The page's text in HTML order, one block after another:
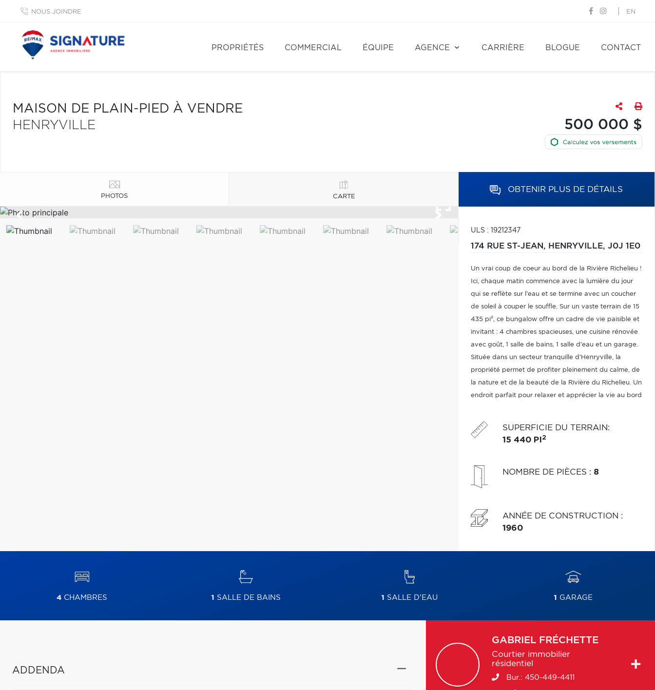
NOUS JOINDRE EN
PROPRIÉTÉS COMMERCIAL ÉQUIPE AGENCE CARRIÈRE BLOGUE CONTACT
MAISON DE PLAIN-PIED À VENDRE
HENRYVILLE
500 000 $
PHOTOS CARTE
OBTENIR PLUS DE DÉTAILS
ULS : 19212347
174 RUE ST-JEAN, HENRYVILLE, J0J 1E0
Un vrai coup de coeur au bord de la Rivière Richelieu !
Ici, chaque matin commence avec la lumière du jour
qui se reflète sur l'eau et se termine avec un coucher
de soleil à couper le souffle. Sur un vaste terrain de 15
435 pi², ce bungalow offre un cadre de vie paisible et
invitant : 4 chambres spacieuses, une cuisine rénovée
avec goût, 1 salle de bains, 1 salle d'eau et un garage.
Située dans un secteur tranquille d'Henryville, la
propriété permet de profiter pleinement du calme, de
la nature et de la beauté de la Rivière du Richelieu. Un
endroit parfait pour relaxer et apprécier la vie au bord
SUPERFICIE DU TERRAIN:
15 440 PI 2
NOMBRE DE PIÈCES : 8
ANNÉE DE CONSTRUCTION :
1960
4 CHAMBRES 1 SALLE DE BAINS 1 SALLE D'EAU 1 GARAGE
ADDENDA
GABRIEL FRÉCHETTE
Courtier immobilier
résidentiel
Bur.: 450-449-4411